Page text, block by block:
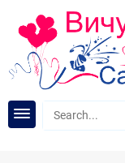
содержимому